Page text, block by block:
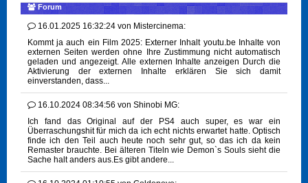
Forum
16.01.2025 16:32:24 von Mistercinema:
Kommt ja auch ein Film 2025: Externer Inhalt youtu.be Inhalte von
externen Seiten werden ohne Ihre Zustimmung nicht automatisch
geladen und angezeigt. Alle externen Inhalte anzeigen Durch die
Aktivierung der externen Inhalte erklären Sie sich damit
einverstanden, dass...
16.10.2024 08:34:56 von Shinobi MG:
Ich fand das Original auf der PS4 auch super, es war ein
Überraschungshit für mich da ich echt nichts erwartet hatte. Optisch
finde ich den Teil auch heute noch sehr gut, so das ich da kein
Remaster brauchte. Bei älteren Titeln wie Demon`s Souls sieht die
Sache halt anders aus.Es gibt andere...